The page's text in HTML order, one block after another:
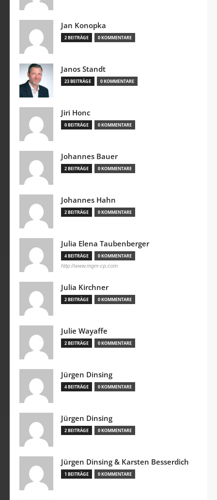
Jan Konopka
2 BEITRÄGE 0 KOMMENTARE
Janos Standt
23 BEITRÄGE 0 KOMMENTARE
Jiri Honc
0 BEITRÄGE 0 KOMMENTARE
Johannes Bauer
2 BEITRÄGE 0 KOMMENTARE
Johannes Hahn
2 BEITRÄGE 0 KOMMENTARE
Julia Elena Taubenberger
4 BEITRÄGE 0 KOMMENTARE
http://www.mgm-cp.com
Julia Kirchner
2 BEITRÄGE 0 KOMMENTARE
Julie Wayaffe
2 BEITRÄGE 0 KOMMENTARE
Jürgen Dinsing
4 BEITRÄGE 0 KOMMENTARE
Jürgen Dinsing
2 BEITRÄGE 0 KOMMENTARE
Jürgen Dinsing & Karsten Besserdich
1 BEITRÄGE 0 KOMMENTARE